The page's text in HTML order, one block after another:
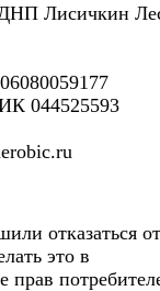
Лисичкин
044525593
отказаться от
это в
прав